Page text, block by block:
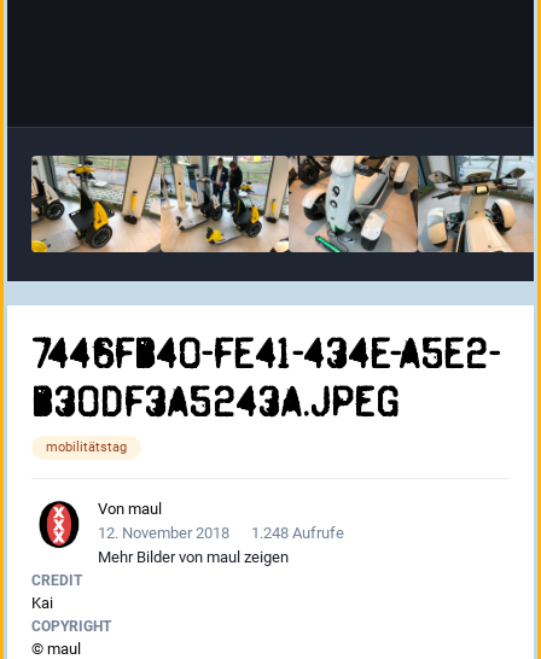
7446FB40-FE41-434E-A5E2-
B30DF3A5243A.jpeg
mobilitätstag
Von maul
12. November 2018
1.248 Aufrufe
Mehr Bilder von maul zeigen
CREDIT
Kai
COPYRIGHT
© maul